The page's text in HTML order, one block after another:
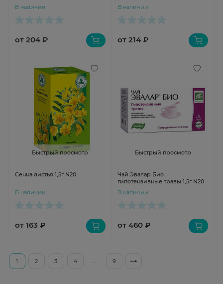
В наличии
от 204 ₽
В наличии
от 214 ₽
Быстрый просмотр
Сенна листья 1,5г N20
В наличии
от 163 ₽
Быстрый просмотр
Чай Эвалар Био
гипотензивные травы 1,5г N20
В наличии
от 460 ₽
1 2 3 4 ... 9